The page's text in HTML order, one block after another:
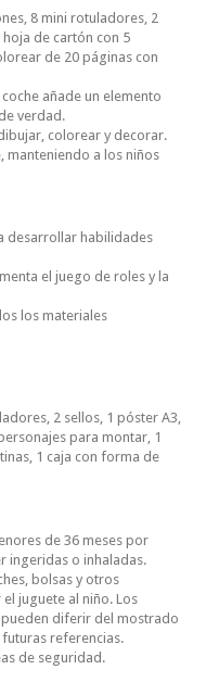
8 mini rotuladores, 2
hoja de cartón con 5
de 20 páginas con
añade un elemento
verdad.
colorear y decorar.
manteniendo a los niños
desarrollar habilidades
el juego de roles y la
los materiales
2 sellos, 1 póster A3,
para montar, 1
1 caja con forma de
de 36 meses por
ingeridas o inhaladas.
bolsas y otros
juguete al niño. Los
diferir del mostrado
referencias.
de seguridad.